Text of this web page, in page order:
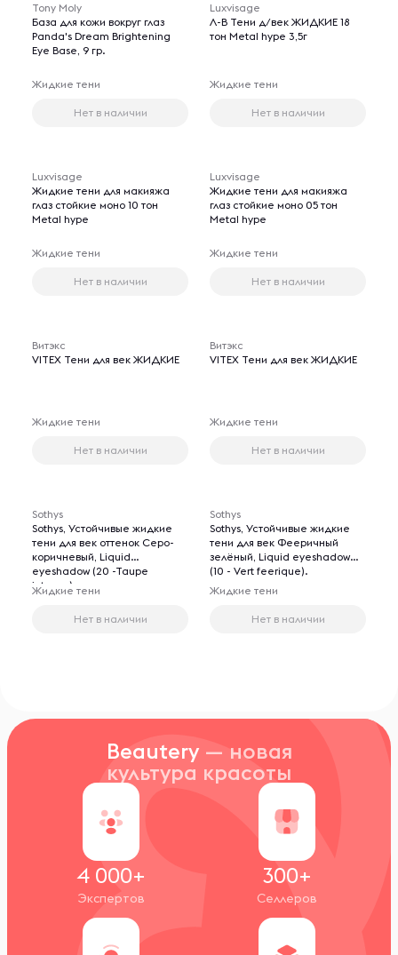
Tony Moly
База для кожи вокруг глаз
Panda's Dream Brightening
Eye Base, 9 гр.
Жидкие тени
Нет в наличии
Luxvisage
Л-В Тени д/век ЖИДКИЕ 18
тон Metal hype 3,5г
Жидкие тени
Нет в наличии
Luxvisage
Жидкие тени для макияжа
глаз стойкие моно 10 тон
Metal hype
Жидкие тени
Нет в наличии
Luxvisage
Жидкие тени для макияжа
глаз стойкие моно 05 тон
Metal hype
Жидкие тени
Нет в наличии
Витэкс
VITEX Тени для век ЖИДКИЕ
Жидкие тени
Нет в наличии
Витэкс
VITEX Тени для век ЖИДКИЕ
Жидкие тени
Нет в наличии
Sothys
Sothys, Устойчивые жидкие
тени для век оттенок Серо-
коричневый, Liquid
eyeshadow (20 -Taupe
intense).
Жидкие тени
Нет в наличии
Sothys
Sothys, Устойчивые жидкие
тени для век Фееричный
зелёный, Liquid eyeshadow
(10 - Vert feerique).
Жидкие тени
Нет в наличии
Beautery — новая
культура красоты
4 000+
Экспертов
300+
Селлеров